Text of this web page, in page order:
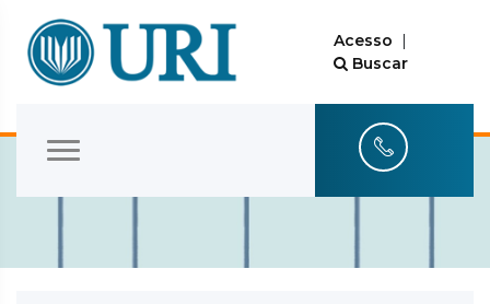
Acesso |
Buscar